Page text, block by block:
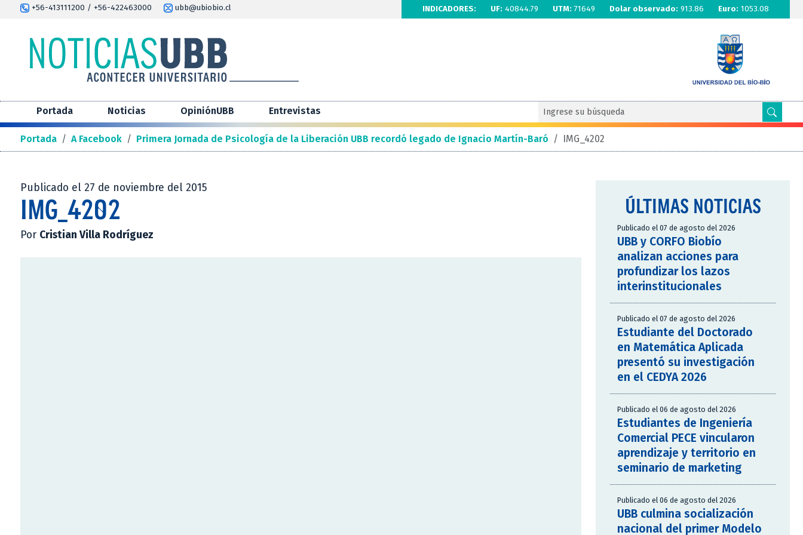
+56-413111200 / +56-422463000 ubb@ubiobio.cl INDICADORES: UF: 40844.79 UTM: 71649 Dolar observado: 913.86 Euro: 1053.08
Portada Noticias OpiniónUBB Entrevistas
Portada / A Facebook / Primera Jornada de Psicología de la Liberación UBB recordó legado de Ignacio Martín-Baró / IMG_4202
Publicado el 27 de noviembre del 2015
IMG_4202
Por Cristian Villa Rodríguez
ÚLTIMAS NOTICIAS
Publicado el 07 de agosto del 2026
UBB y CORFO Biobío
analizan acciones para
profundizar los lazos
interinstitucionales
Publicado el 07 de agosto del 2026
Estudiante del Doctorado
en Matemática Aplicada
presentó su investigación
en el CEDYA 2026
Publicado el 06 de agosto del 2026
Estudiantes de Ingeniería
Comercial PECE vincularon
aprendizaje y territorio en
seminario de marketing
Publicado el 06 de agosto del 2026
UBB culmina socialización
nacional del primer Modelo